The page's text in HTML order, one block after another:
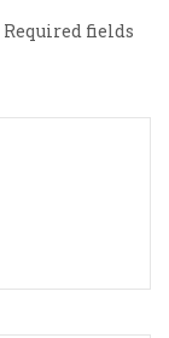
Required fields